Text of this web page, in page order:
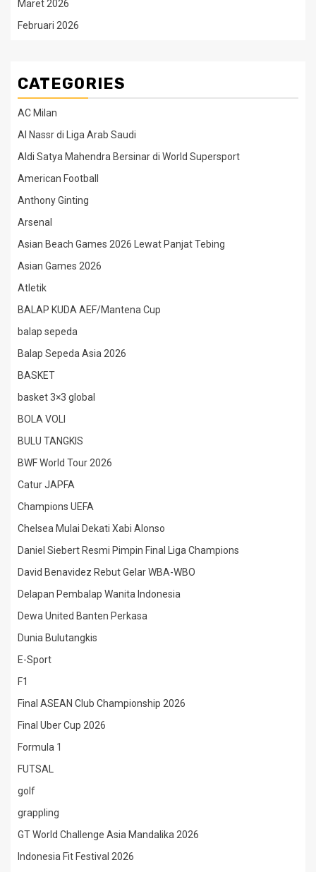
Maret 2026
Februari 2026
CATEGORIES
AC Milan
Al Nassr di Liga Arab Saudi
Aldi Satya Mahendra Bersinar di World Supersport
American Football
Anthony Ginting
Arsenal
Asian Beach Games 2026 Lewat Panjat Tebing
Asian Games 2026
Atletik
BALAP KUDA AEF/Mantena Cup
balap sepeda
Balap Sepeda Asia 2026
BASKET
basket 3×3 global
BOLA VOLI
BULU TANGKIS
BWF World Tour 2026
Catur JAPFA
Champions UEFA
Chelsea Mulai Dekati Xabi Alonso
Daniel Siebert Resmi Pimpin Final Liga Champions
David Benavidez Rebut Gelar WBA-WBO
Delapan Pembalap Wanita Indonesia
Dewa United Banten Perkasa
Dunia Bulutangkis
E-Sport
F1
Final ASEAN Club Championship 2026
Final Uber Cup 2026
Formula 1
FUTSAL
golf
grappling
GT World Challenge Asia Mandalika 2026
Indonesia Fit Festival 2026